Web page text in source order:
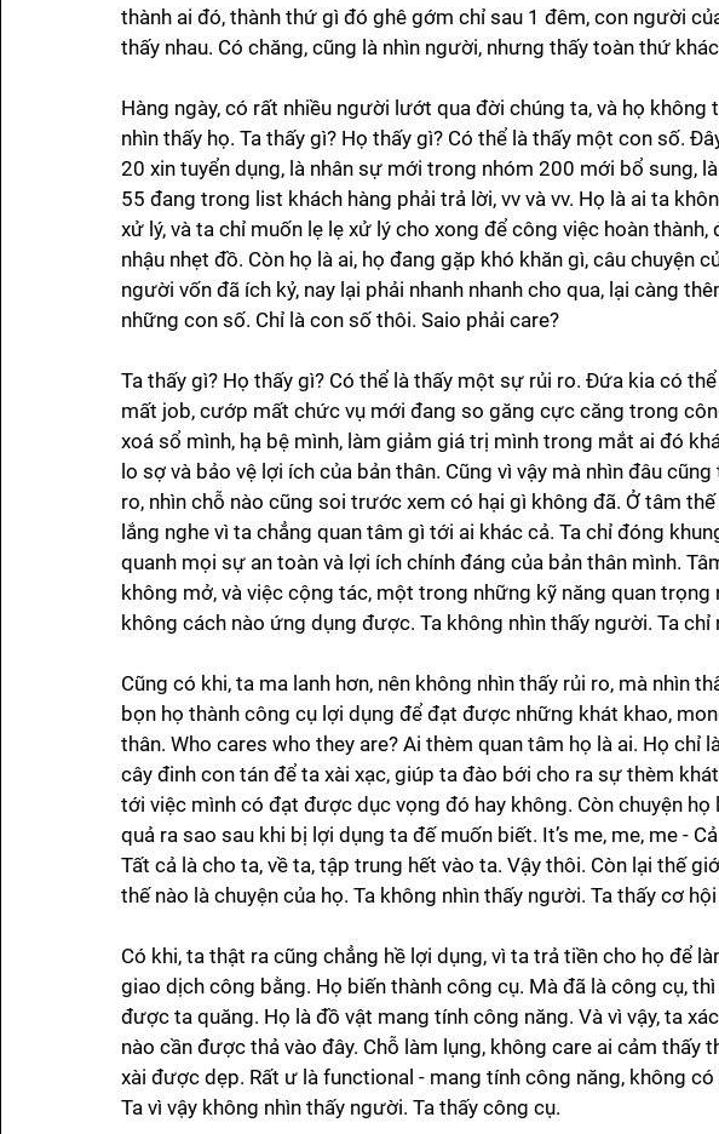
thành ai đó, thành thứ gì đó ghê gớm chỉ sau 1 đêm, con người
thấy nhau. Có chăng, cũng là nhìn người, nhưng thấy toàn thứ
Hàng ngày, có rất nhiều người lướt qua đời chúng ta, và họ không
nhìn thấy họ. Ta thấy gì? Họ thấy gì? Có thể là thấy một con số.
20 xin tuyển dụng, là nhân sự mới trong nhóm 200 mới bổ sung,
55 đang trong list khách hàng phải trả lời, vv và vv. Họ là ai ta
xử lý, và ta chỉ muốn lẹ lẹ xử lý cho xong để công việc hoàn thành,
nhậu nhẹt đồ. Còn họ là ai, họ đang gặp khó khăn gì, câu chuyện
người vốn đã ích kỷ, nay lại phải nhanh nhanh cho qua, lại càng
những con số. Chỉ là con số thôi. Saio phải care?
Ta thấy gì? Họ thấy gì? Có thể là thấy một sự rủi ro. Đứa kia có
mất job, cướp mất chức vụ mới đang so găng cực căng trong
xoá sổ mình, hạ bệ mình, làm giảm giá trị mình trong mắt ai đó
lo sợ và bảo vệ lợi ích của bản thân. Cũng vì vậy mà nhìn đâu
ro, nhìn chỗ nào cũng soi trước xem có hại gì không đã. Ở tâm
lắng nghe vì ta chẳng quan tâm gì tới ai khác cả. Ta chỉ đóng
quanh mọi sự an toàn và lợi ích chính đáng của bản thân mình.
không mở, và việc cộng tác, một trong những kỹ năng quan
không cách nào ứng dụng được. Ta không nhìn thấy người. Ta chỉ
Cũng có khi, ta ma lanh hơn, nên không nhìn thấy rủi ro, mà nhìn
bọn họ thành công cụ lợi dụng để đạt được những khát khao,
thân. Who cares who they are? Ai thèm quan tâm họ là ai. Họ chỉ
cây đinh con tán để ta xài xạc, giúp ta đào bới cho ra sự thèm
tới việc mình có đạt được dục vọng đó hay không. Còn chuyện họ
quả ra sao sau khi bị lợi dụng ta đế muốn biết. It’s me, me, me -
Tất cả là cho ta, về ta, tập trung hết vào ta. Vậy thôi. Còn lại thế
thế nào là chuyện của họ. Ta không nhìn thấy người. Ta thấy cơ
Có khi, ta thật ra cũng chẳng hề lợi dụng, vì ta trả tiền cho họ để
giao dịch công bằng. Họ biến thành công cụ. Mà đã là công cụ,
được ta quăng. Họ là đồ vật mang tính công năng. Và vì vậy, ta
nào cần được thả vào đây. Chỗ làm lụng, không care ai cảm thấy
xài được dẹp. Rất ư là functional - mang tính công năng, không
Ta vì vậy không nhìn thấy người. Ta thấy công cụ.